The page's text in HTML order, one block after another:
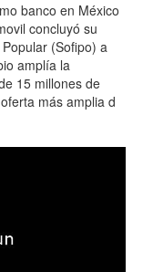
banco en México
concluyó su
(Sofipo) a
amplía la
15 millones de
más amplia d